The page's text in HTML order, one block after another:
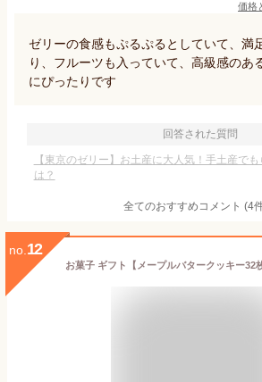
価格
ゼリーの食感もぷるぷるとしていて、満
り、フルーツも入っていて、高級感のあ
にぴったりです
回答された質問
【東京のゼリー】お土産に大人気！手土産で
は？
全てのおすすめコメント (4
no. 12